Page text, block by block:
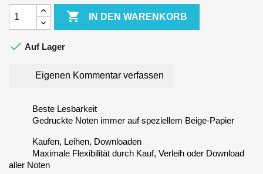
 IN DEN WARENKORB
 Auf Lager
Eigenen Kommentar verfassen
Beste Lesbarkeit
Gedruckte Noten immer auf speziellem Beige-Papier
Kaufen, Leihen, Downloaden
Maximale Flexibilität durch Kauf, Verleih oder Download
aller Noten